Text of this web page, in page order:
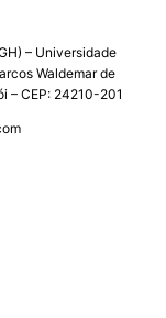
– Universidade
Waldemar de
– CEP: 24210-201